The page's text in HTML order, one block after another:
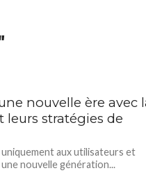
nouvelle ère avec
leurs stratégies de
aux utilisateurs et
nouvelle génération...